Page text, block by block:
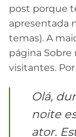
post porque
apresentada
temas). A
página Sobre
visitantes.
Olá,
noite
ator.